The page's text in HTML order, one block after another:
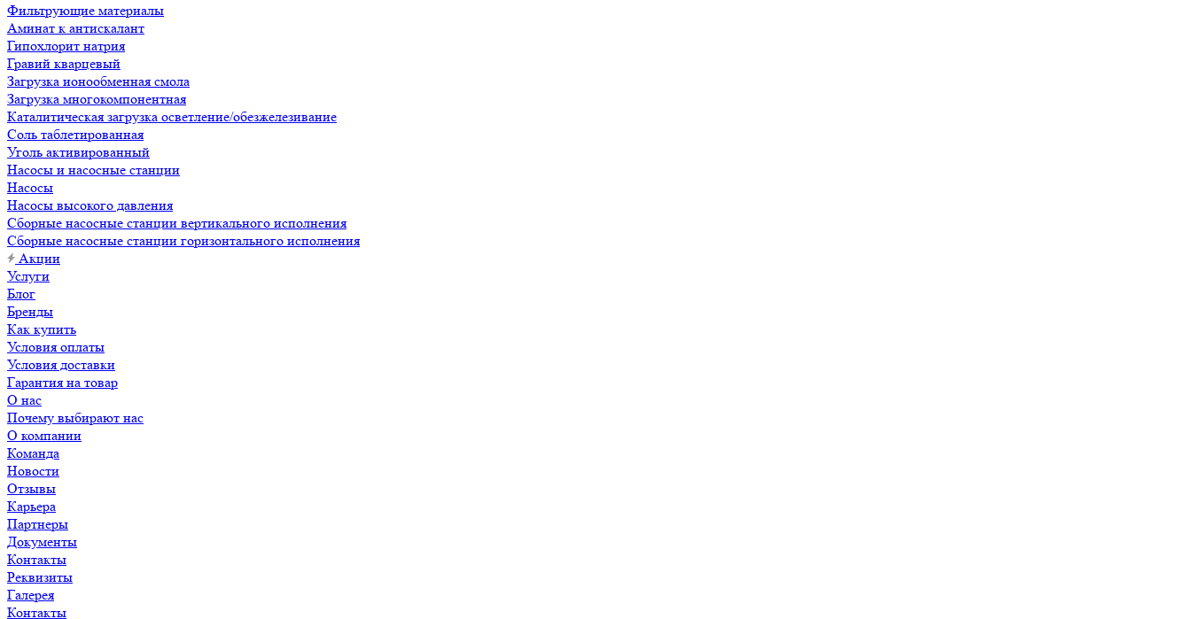
Фильтрующие материалы
Аминат к антискалант
Гипохлорит натрия
Гравий кварцевый
Загрузка ионообменная смола
Загрузка многокомпонентная
Каталитическая загрузка осветление/обезжелезивание
Соль таблетированная
Уголь активированный
Насосы и насосные станции
Насосы
Насосы высокого давления
Сборные насосные станции вертикального исполнения
Сборные насосные станции горизонтального исполнения
Акции
Услуги
Блог
Бренды
Как купить
Условия оплаты
Условия доставки
Гарантия на товар
О нас
Почему выбирают нас
О компании
Команда
Новости
Отзывы
Карьера
Партнеры
Документы
Контакты
Реквизиты
Галерея
Контакты